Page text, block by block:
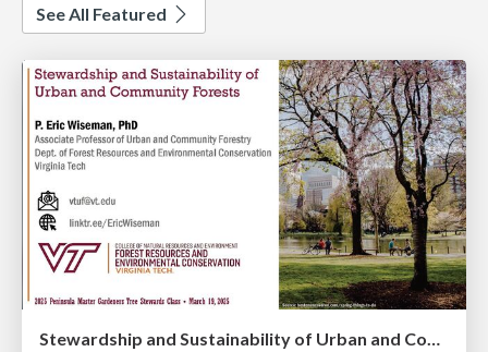
See All Featured
Stewardship and Sustainability of Urban and Community Forests